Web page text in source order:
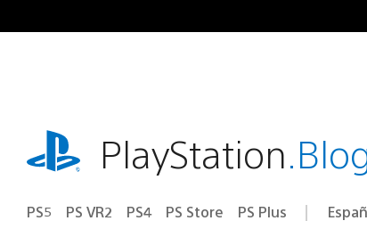
al
playstation.comPlayStation
PS5 PS VR2 PS4 PS Store PS Plus